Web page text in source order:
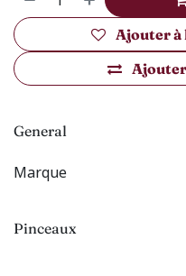
Ajouter à
General
Marque
Pinceaux